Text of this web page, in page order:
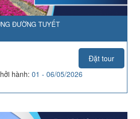
ĐƯỜNG TUYẾT
Đặt tour
hành: 01 - 06/05/2026